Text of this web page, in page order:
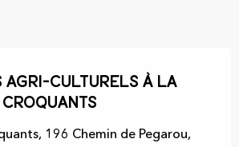
agri-culturels à la
Croquants
196 Chemin de Pegarou,